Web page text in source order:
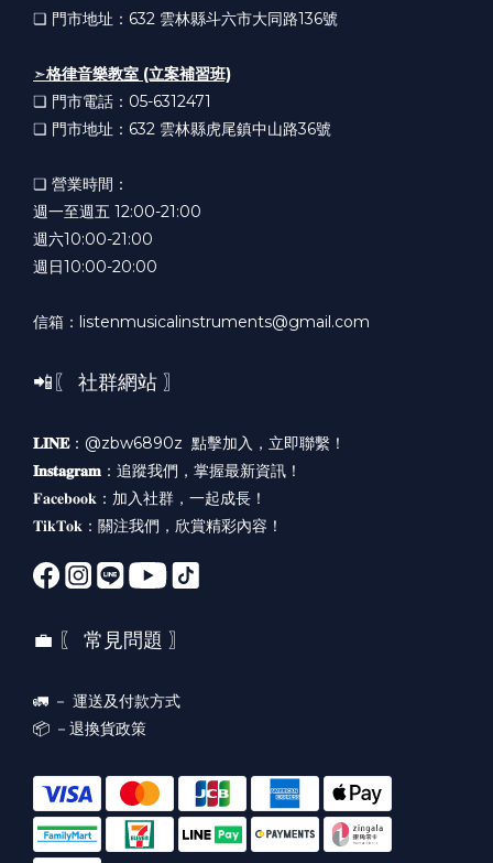
❏ 門市地址：632 雲林縣斗六市大同路136號
➣格律音樂教室 (立案補習班)
❏ 門市電話：05-6312471
❏ 門市地址：632 雲林縣虎尾鎮中山路36號
❏ 營業時間：
週一至週五 12:00-21:00
週六10:00-21:00
週日10:00-20:00
信箱：listenmusicalinstruments@gmail.com
📲〖 社群網站 〗
𝐋𝐈𝐍𝐄：@zbw6890z 點擊加入，立即聯繫！
𝐈𝐧𝐬𝐭𝐚𝐠𝐫𝐚𝐦 ： 追蹤我們，掌握最新資訊！
𝐅𝐚𝐜𝐞𝐛𝐨𝐨𝐤： 加入社群，一起成長！
𝐓𝐢𝐤𝐓𝐨𝐤： 關注我們，欣賞精彩內容！
💼 〖 常見問題 〗
🚛 － 運送及付款方式
📦 － 退換貨政策